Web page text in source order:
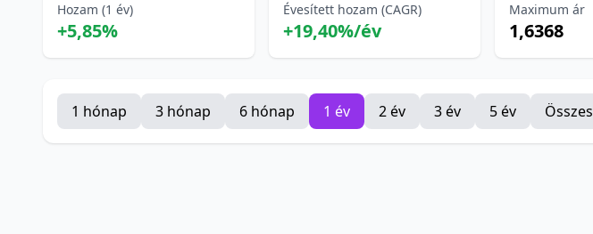
Hozam (1 év)
+5,85%
Évesített hozam (CAGR)
+19,40%/év
Maximum ár
1,6368
1 hónap 3 hónap 6 hónap 1 év 2 év 3 év 5 év Összes